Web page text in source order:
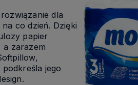
dla
na co dzień. Dzięki
papier
a zarazem
jego